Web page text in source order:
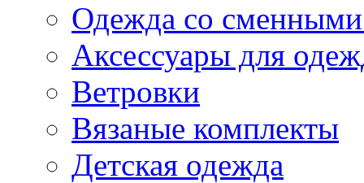
Одежда со сменными
Аксессуары для
Ветровки
Вязаные комплекты
Детская одежда